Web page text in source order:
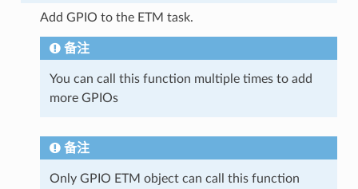
Add GPIO to the ETM task.
备注
You can call this function multiple times to add
more GPIOs
备注
Only GPIO ETM object can call this function